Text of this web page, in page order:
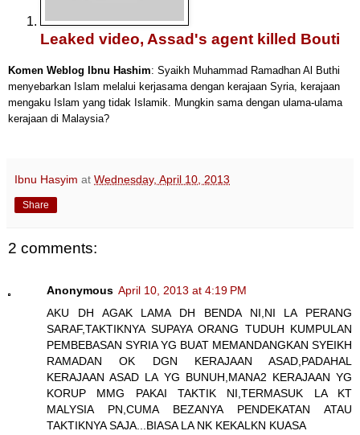
Leaked video, Assad's agent killed Bouti
Komen Weblog Ibnu Hashim: Syaikh Muhammad Ramadhan Al Buthi
menyebarkan Islam melalui kerjasama dengan kerajaan Syria, kerajaan
mengaku Islam yang tidak Islamik. Mungkin samadengan ulama-ulama
kerajaan di Malaysia?
Ibnu Hasyim at Wednesday, April 10, 2013
Share
2 comments:
Anonymous April 10, 2013 at 4:19 PM
AKU DH AGAK LAMA DH BENDA NI,NI LA PERANG
SARAF,TAKTIKNYA SUPAYA ORANG TUDUH KUMPULAN
PEMBEBASAN SYRIA YG BUAT MEMANDANGKAN SYEIKH
RAMADAN OK DGN KERAJAAN ASAD,PADAHAL
KERAJAAN ASAD LA YG BUNUH,MANA2 KERAJAAN YG
KORUP MMG PAKAI TAKTIK NI,TERMASUK LA KT
MALYSIA PN,CUMA BEZANYA PENDEKATAN ATAU
TAKTIKNYA SAJA...BIASA LA NK KEKALKN KUASA